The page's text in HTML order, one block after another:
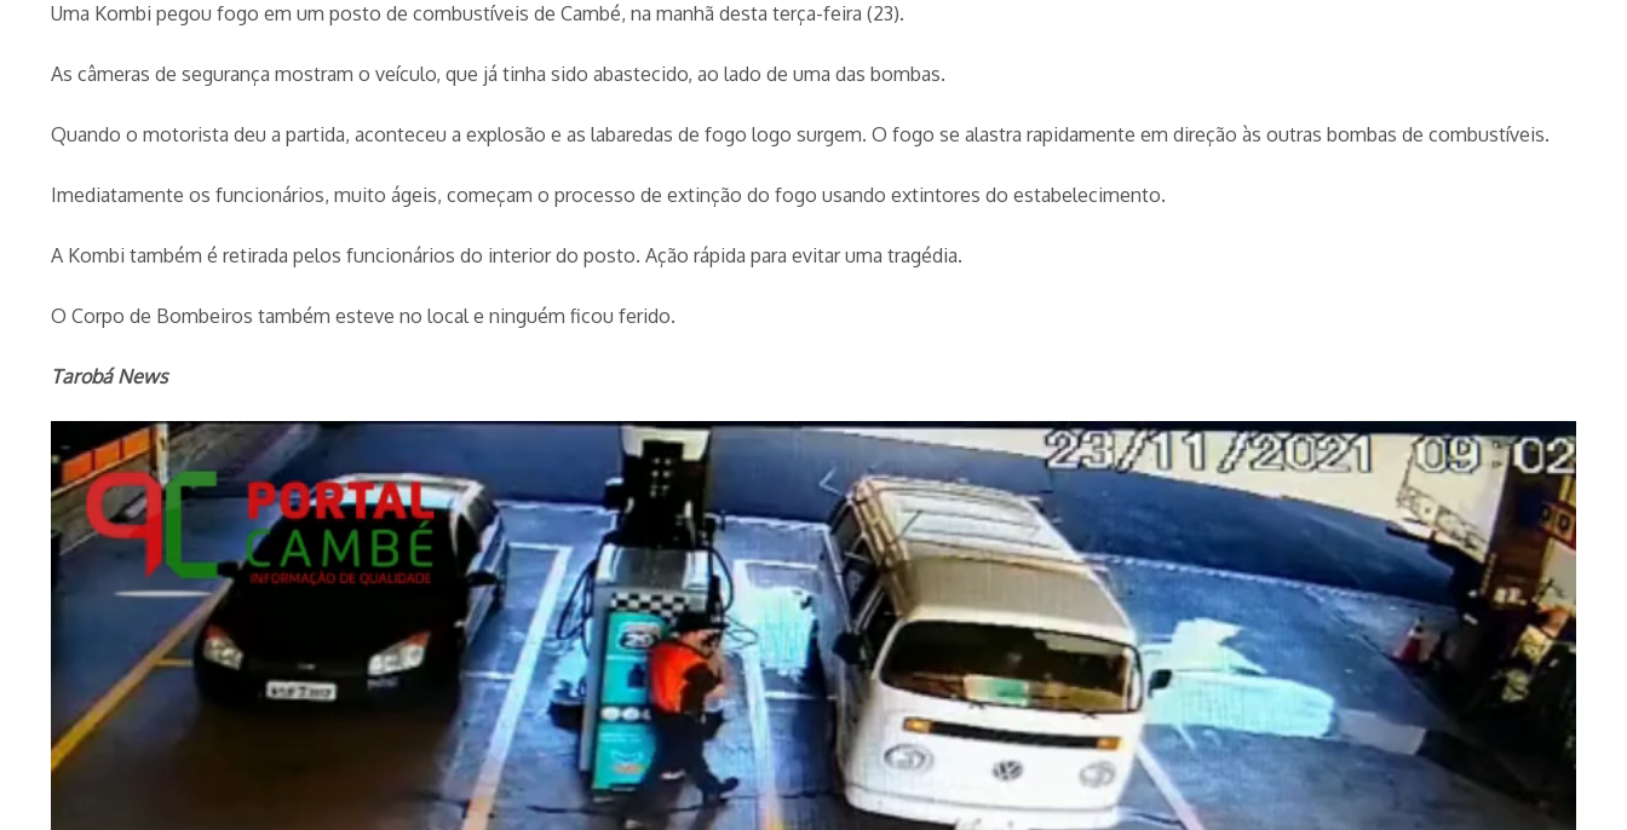
Uma Kombi pegou fogo em um posto de combustíveis de Cambé, na manhã desta terça-feira (23).
As câmeras de segurança mostram o veículo, que já tinha sido abastecido, ao lado de uma das bombas.
Quando o motorista deu a partida, aconteceu a explosão e as labaredas de fogo logo surgem. O fogo se alastra rapidamente em direção às outras bombas de combustíveis.
Imediatamente os funcionários, muito ágeis, começam o processo de extinção do fogo usando extintores do estabelecimento.
A Kombi também é retirada pelos funcionários do interior do posto. Ação rápida para evitar uma tragédia.
O Corpo de Bombeiros também esteve no local e ninguém ficou ferido.
Tarobá News